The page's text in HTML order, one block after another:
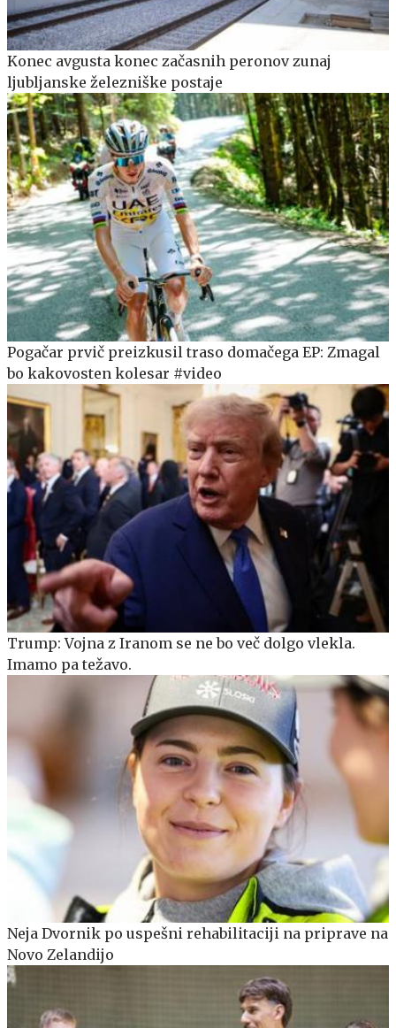
Konec avgusta konec začasnih peronov zunaj
ljubljanske železniške postaje
Pogačar prvič preizkusil traso domačega EP: Zmagal
bo kakovosten kolesar #video
Trump: Vojna z Iranom se ne bo več dolgo vlekla.
Imamo pa težavo.
Neja Dvornik po uspešni rehabilitaciji na priprave na
Novo Zelandijo